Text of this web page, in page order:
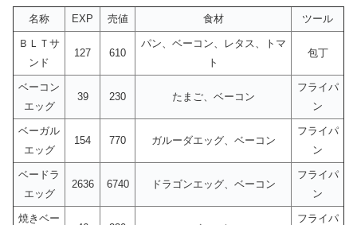
名称 EXP 売値 食材 ツール
ＢＬＴサ
ンド
127 610
パン、ベーコン、レタス、トマ
ト
包丁
ベーコン
エッグ
39 230 たまご、ベーコン
フライパ
ン
ベーガル
エッグ
154 770 ガルーダエッグ、ベーコン
フライパ
ン
ベードラ
エッグ
2636 6740 ドラゴンエッグ、ベーコン
フライパ
ン
焼きベー
フライパ